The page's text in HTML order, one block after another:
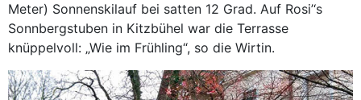
Meter) Sonnenskilauf bei satten 12 Grad. Auf Rosi’‘s
Sonnbergstuben in Kitzbühel war die Terrasse
knüppelvoll: „Wie im Frühling“, so die Wirtin.